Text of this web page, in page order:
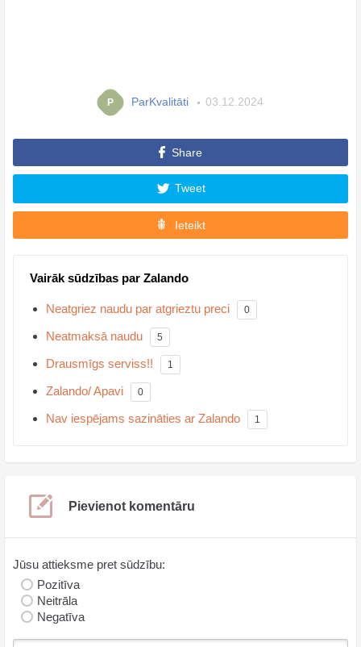
P ParKvalitāti 03.12.2024
Share
Tweet
Ieteikt
Vairāk sūdzības par Zalando
Neatgriez naudu par atgrieztu preci 0
Neatmaksā naudu 5
Drausmīgs serviss!! 1
Zalando/ Apavi 0
Nav iespējams sazināties ar Zalando 1
Pievienot komentāru
Jūsu attieksme pret sūdzību:
Pozitīva
Neitrāla
Negatīva